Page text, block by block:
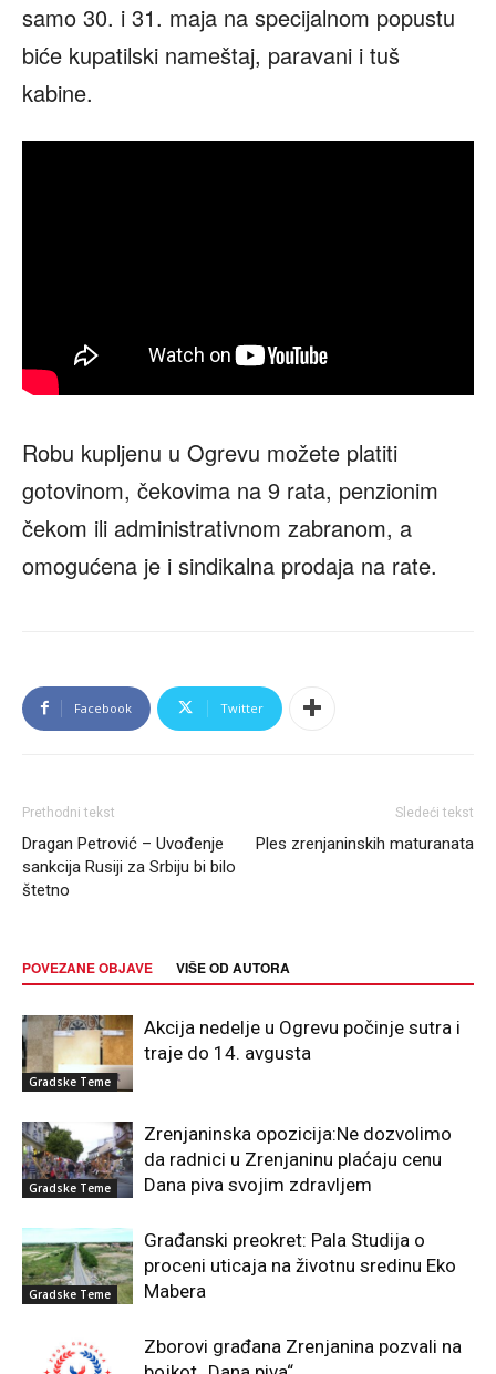
samo 30. i 31. maja na specijalnom popustu
biće kupatilski nameštaj, paravani i tuš
kabine.
Robu kupljenu u Ogrevu možete platiti
gotovinom, čekovima na 9 rata, penzionim
čekom ili administrativnom zabranom, a
omogućena je i sindikalna prodaja na rate.
Facebook Twitter
Prethodni tekst
Dragan Petrović – Uvođenje
sankcija Rusiji za Srbiju bi bilo
štetno
Sledeći tekst
Ples zrenjaninskih maturanata
POVEZANE OBJAVE VIŠE OD AUTORA
Gradske Teme
Akcija nedelje u Ogrevu počinje sutra i
traje do 14. avgusta
Gradske Teme
Zrenjaninska opozicija:Ne dozvolimo
da radnici u Zrenjaninu plaćaju cenu
Dana piva svojim zdravljem
Gradske Teme
Građanski preokret: Pala Studija o
proceni uticaja na životnu sredinu Eko
Mabera
Zborovi građana Zrenjanina pozvali na